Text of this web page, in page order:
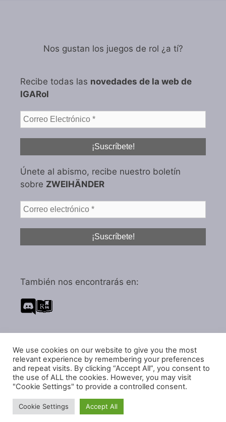
Nos gustan los juegos de rol ¿a tí?
Recibe todas las novedades de la web de
IGARol
Únete al abismo, recibe nuestro boletín
sobre ZWEIHÄNDER
También nos encontrarás en:
Política de privacidad
Política de cookies
© 2026 IGARol Estudio• Creado con
We use cookies on our website to give you the most
relevant experience by remembering your preferences
and repeat visits. By clicking “Accept All”, you consent to
the use of ALL the cookies. However, you may visit
"Cookie Settings" to provide a controlled consent.
Cookie Settings Accept All